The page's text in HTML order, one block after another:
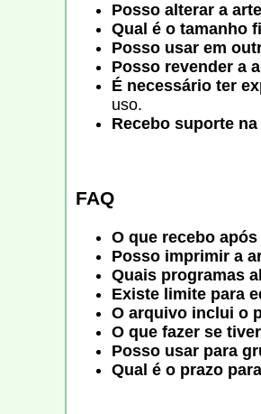
Posso alterar a
Qual é o tamanho
Posso usar em
Posso revender a
É necessário ter
uso.
Recebo suporte
FAQ
O que recebo
Posso imprimir a
Quais programas
Existe limite para
O arquivo inclui o
O que fazer se
Posso usar para
Qual é o prazo